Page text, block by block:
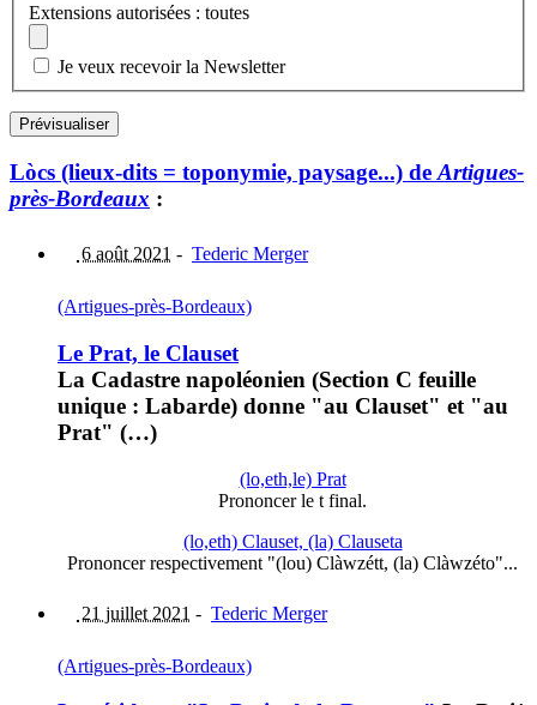
Extensions autorisées : toutes
Je veux recevoir la Newsletter
Lòcs (lieux-dits = toponymie, paysage...) de Artigues-
près-Bordeaux :
6 août 2021 - Tederic Merger
(Artigues-près-Bordeaux)
Le Prat, le Clauset
La Cadastre napoléonien (Section C feuille
unique : Labarde) donne "au Clauset" et "au
Prat" (…)
(lo,eth,le) Prat
Prononcer le t final.
(lo,eth) Clauset, (la) Clauseta
Prononcer respectivement "(lou) Clàwzétt, (la) Clàwzéto"...
21 juillet 2021 - Tederic Merger
(Artigues-près-Bordeaux)